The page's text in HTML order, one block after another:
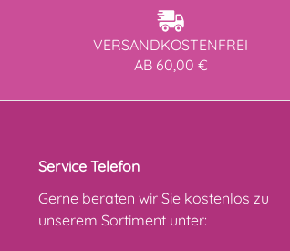
VERSANDKOSTENFREI
AB 60,00 €
Service Telefon
Gerne beraten wir Sie kostenlos zu
unserem Sortiment unter: